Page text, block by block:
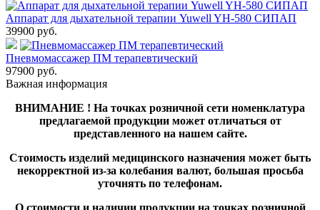
Аппарат для дыхательной терапии Yuwell YH-580 СИПАП
39900 руб.
Пневмомассажер ПМ терапевтический
97900 руб.
Важная информация
ВНИМАНИЕ ! На точках розничной сети номенклатура
предлагаемой продукции может отличаться от
представленного на нашем сайте.
Стоимость изделий медицинского назначения может быть
некорректной из-за колебания валют, большая просьба
уточнять по телефонам.
О стоимости и наличии продукции на точках розничной